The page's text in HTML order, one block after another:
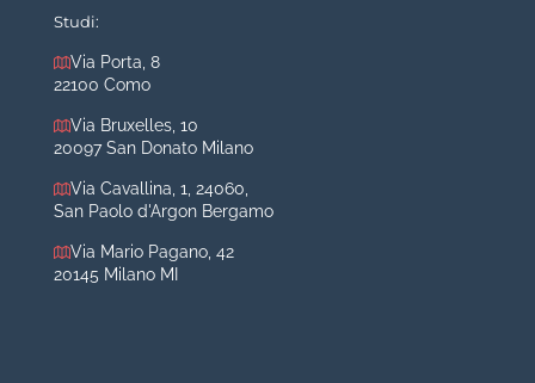
Rinoplastica
Medicina estetica Milano
Acido ialuronico viso
Aumento labbra
Filler
Studi:
Via Porta, 8
22100 Como
Via Bruxelles, 10
20097 San Donato Milano
Via Cavallina, 1, 24060,
San Paolo d'Argon Bergamo
Via Mario Pagano, 42
20145 Milano MI